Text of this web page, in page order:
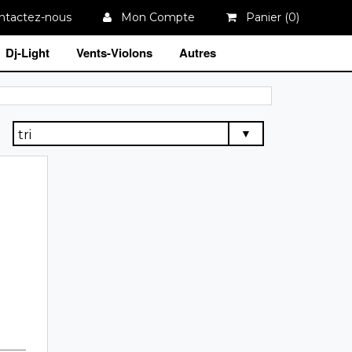
nous Mon Compte Panier (0)
Dj-Light Vents-Violons Autres